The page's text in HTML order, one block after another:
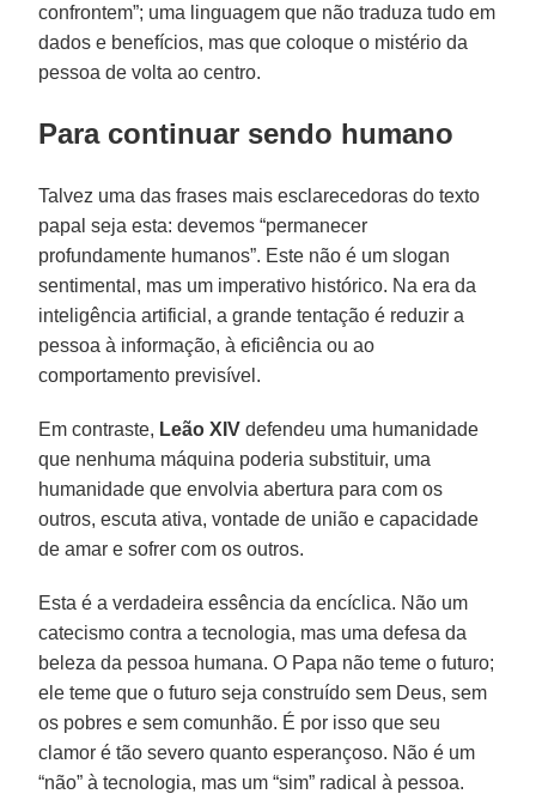
confrontem”; uma linguagem que não traduza tudo em
dados e benefícios, mas que coloque o mistério da
pessoa de volta ao centro.
Para continuar sendo humano
Talvez uma das frases mais esclarecedoras do texto
papal seja esta: devemos “permanecer
profundamente humanos”. Este não é um slogan
sentimental, mas um imperativo histórico. Na era da
inteligência artificial, a grande tentação é reduzir a
pessoa à informação, à eficiência ou ao
comportamento previsível.
Em contraste, Leão XIV defendeu uma humanidade
que nenhuma máquina poderia substituir, uma
humanidade que envolvia abertura para com os
outros, escuta ativa, vontade de união e capacidade
de amar e sofrer com os outros.
Esta é a verdadeira essência da encíclica. Não um
catecismo contra a tecnologia, mas uma defesa da
beleza da pessoa humana. O Papa não teme o futuro;
ele teme que o futuro seja construído sem Deus, sem
os pobres e sem comunhão. É por isso que seu
clamor é tão severo quanto esperançoso. Não é um
“não” à tecnologia, mas um “sim” radical à pessoa.